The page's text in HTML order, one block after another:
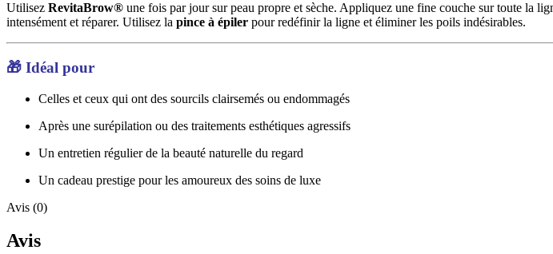
Utilisez RevitaBrow® une fois par jour sur peau propre et sèche. Appliquez une fine couche sur toute la
intensément et réparer. Utilisez la pince à épiler pour redéfinir la ligne et éliminer les poils indésirables.
🎁 Idéal pour
Celles et ceux qui ont des sourcils clairsemés ou endommagés
Après une surépilation ou des traitements esthétiques agressifs
Un entretien régulier de la beauté naturelle du regard
Un cadeau prestige pour les amoureux des soins de luxe
Avis (0)
Avis